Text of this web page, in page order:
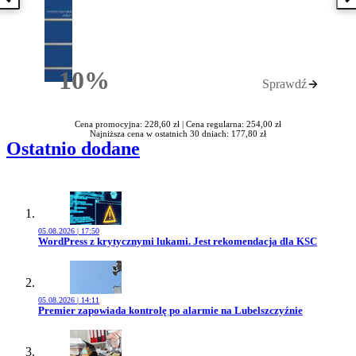
10%Rabatu Sprawdź
Cena promocyjna: 228,60 zł | Cena regularna: 254,00 zł
Najniższa cena w ostatnich 30 dniach: 177,80 zł
Ostatnio dodane
05.08.2026 | 17:50
Przejdź do artykułu:
WordPress z krytycznymi lukami. Jest rekomendacja dla KSC
05.08.2026 | 14:11
Przejdź do artykułu:
Premier zapowiada kontrolę po alarmie na Lubelszczyźnie